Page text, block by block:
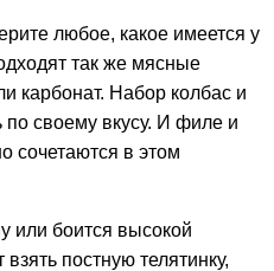
любое, какое имеется у
так же мясные
карбонат. Набор колбас и
своему вкусу. И филе и
сочетаются в этом
или боится высокой
постную телятинку,